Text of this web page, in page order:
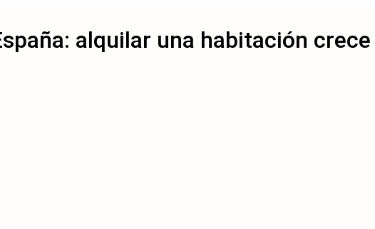
alquilar una habitación crece